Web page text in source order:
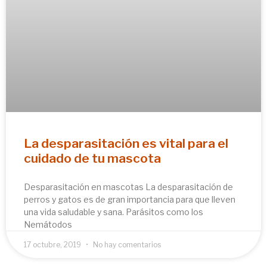
La desparasitación es vital para el
cuidado de tu mascota
Desparasitación en mascotas La desparasitación de
perros y gatos es de gran importancia para que lleven
una vida saludable y sana. Parásitos como los
Nemátodos
17 octubre, 2019 No hay comentarios